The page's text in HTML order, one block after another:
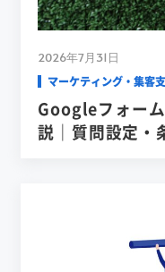
2026年7月31日
マーケティング・集客
Googleフォー
説｜質問設定・